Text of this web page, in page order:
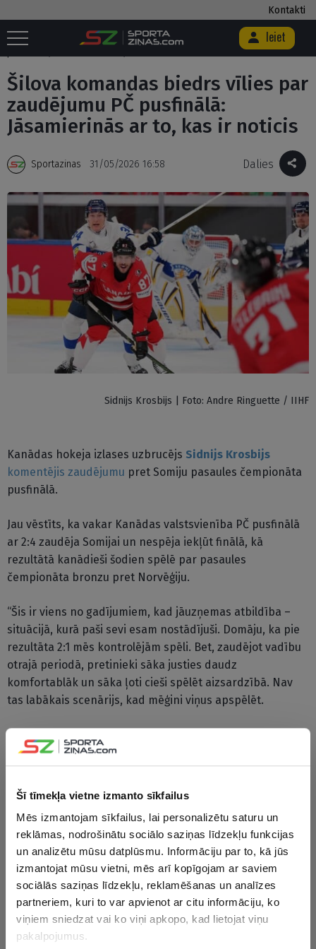
Šī tīmekļa vietne izmanto sīkfailus
Mēs izmantojam sīkfailus, lai personalizētu saturu un
reklāmas, nodrošinātu sociālo saziņas līdzekļu funkcijas
un analizētu mūsu datplūsmu. Informāciju par to, kā jūs
izmantojat mūsu vietni, mēs arī kopīgojam ar saviem
sociālās saziņas līdzekļu, reklamēšanas un analīzes
partneriem, kuri to var apvienot ar citu informāciju, ko
viņiem sniedzat vai ko viņi apkopo, kad lietojat viņu
pakalpojumus.
Kontakti
Ieiet
Sākums / Šilova komandas biedrs vīlies par zaudējumu PČ
Šilova komandas biedrs vīlies par
zaudējumu PČ pusfinālā:
Jāsamierinās ar to, kas ir noticis
Sportazinas 31/05/2026 16:58 Dalies
Sidnijs Krosbijs | Foto: Andre Ringuette / IIHF
Kanādas hokeja izlases uzbrucējs Sidnijs Krosbijs
komentējis zaudējumu pret Somiju pasaules čempionāta
pusfinālā.
Jau vēstīts, ka vakar Kanādas valstsvienība PČ pusfinālā
ar 2:4 zaudēja Somijai un nespēja iekļūt finālā, kā
rezultātā kanādieši šodien spēlē par pasaules
čempionāta bronzu pret Norvēģiju.
“Šis ir viens no gadījumiem, kad jāuzņemas atbildība –
situācijā, kurā paši sevi esam nostādījuši. Domāju, ka pie
rezultāta 2:1 mēs kontrolējām spēli. Bet, zaudējot vadību
otrajā periodā, pretinieki sāka justies daudz
komfortablāk un sāka ļoti cieši spēlēt aizsardzībā. Nav
tas labākais scenārijs, kad mēģini viņus apspēlēt.
ir īpaši. Nav svarīgi, vai runa ir par grupu turnīra spēli vai
maču par bronzu. Esam vīlušies, jo gribējām cīnīties par
zeltu. Bet mums jāsamierinās ar to, kas ir noticis, un
jāparāda sevi no labākās puses spēlē par trešo vietu,”
teica Krosbijs.
CITAS ZIŅAS NO ŠĪS KATEGORIJAS